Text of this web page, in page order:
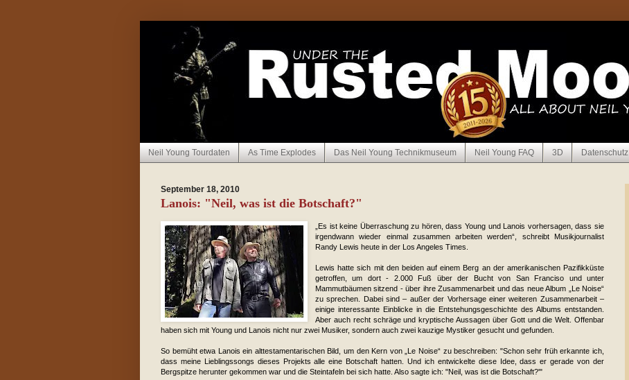
Neil Young Tourdaten As Time Explodes Das Neil Young Technikmuseum Neil Young FAQ 3D Datenschutz
September 18, 2010
Lanois: "Neil, was ist die Botschaft?"
„Es ist keine Überraschung zu hören, dass Young und Lanois vorhersagen, dass sie
irgendwann wieder einmal zusammen arbeiten werden“, schreibt Musikjournalist
Randy Lewis heute in der Los Angeles Times.
Lewis hatte sich mit den beiden auf einem Berg an der amerikanischen Pazifikküste
getroffen, um dort - 2.000 Fuß über der Bucht von San Franciso und unter
Mammutbäumen sitzend - über ihre Zusammenarbeit und das neue Album „Le Noise“
zu sprechen. Dabei sind – außer der Vorhersage einer weiteren Zusammenarbeit –
einige interessante Einblicke in die Entstehungsgeschichte des Albums entstanden.
Aber auch recht schräge und kryptische Aussagen über Gott und die Welt. Offenbar
haben sich mit Young und Lanois nicht nur zwei Musiker, sondern auch zwei kauzige Mystiker gesucht und gefunden.
So bemüht etwa Lanois ein alttestamentarischen Bild, um den Kern von „Le Noise“ zu beschreiben: "Schon sehr früh erkannte ich,
dass meine Lieblingssongs dieses Projekts alle eine Botschaft hatten. Und ich entwickelte diese Idee, dass er gerade von der
Bergspitze herunter gekommen war und die Steintafeln bei sich hatte. Also sagte ich: "Neil, was ist die Botschaft?'"